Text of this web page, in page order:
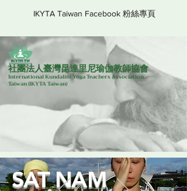
IKYTA Taiwan Facebook 粉絲專頁
社團法人臺灣昆達里尼瑜伽教師協會
International Kundalini Yoga Teachers Association
Taiwan(IKYTA Taiwan)
SAT NAM